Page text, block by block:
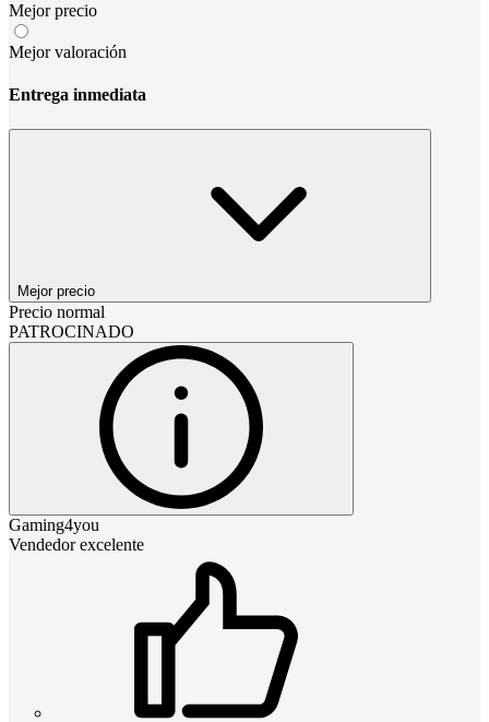
Mejor precio
Mejor valoración
Entrega inmediata
Mejor precio
Precio normal
PATROCINADO
Gaming4you
Vendedor excelente